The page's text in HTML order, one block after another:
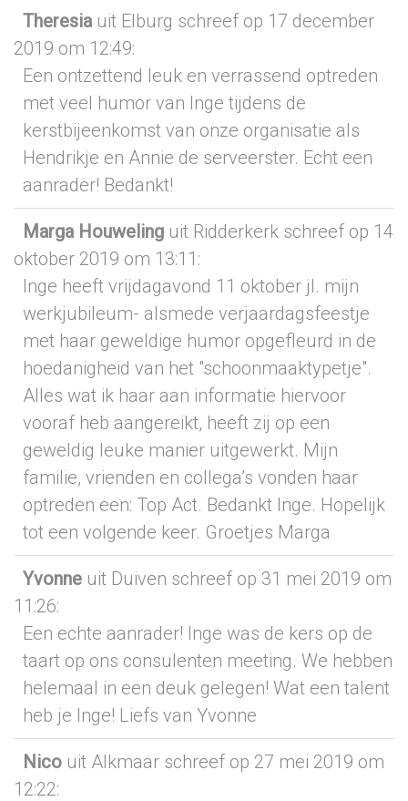
Theresia uit Elburg schreef op 17 december
2019 om 12:49:
Een ontzettend leuk en verrassend optreden
met veel humor van Inge tijdens de
kerstbijeenkomst van onze organisatie als
Hendrikje en Annie de serveerster. Echt een
aanrader! Bedankt!
Marga Houweling uit Ridderkerk schreef op 14
oktober 2019 om 13:11 :
Inge heeft vrijdagavond 11 oktober jl. mijn
werkjubileum- alsmede verjaardagsfeestje
met haar geweldige humor opgefleurd in de
hoedanigheid van het "schoonmaaktypetje".
Alles wat ik haar aan informatie hiervoor
vooraf heb aangereikt, heeft zij op een
geweldig leuke manier uitgewerkt. Mijn
familie, vrienden en collega’s vonden haar
optreden een: Top Act. Bedankt Inge. Hopelijk
tot een volgende keer. Groetjes Marga
Yvonne uit Duiven schreef op 31 mei 2019 om
11:26:
Een echte aanrader! Inge was de kers op de
taart op ons consulenten meeting. We hebben
helemaal in een deuk gelegen! Wat een talent
heb je Inge! Liefs van Yvonne
Nico uit Alkmaar schreef op 27 mei 2019 om
12:22: